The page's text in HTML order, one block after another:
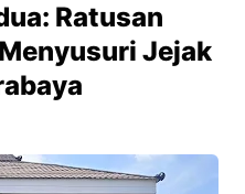
Ratusan
Jejak